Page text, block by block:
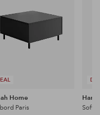
Home
Paris